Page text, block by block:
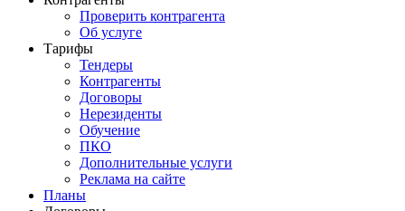
Проверить контрагента
Об услуге
Тарифы
Тендеры
Контрагенты
Договоры
Нерезиденты
Обучение
ПКО
Дополнительные услуги
Реклама на сайте
Планы